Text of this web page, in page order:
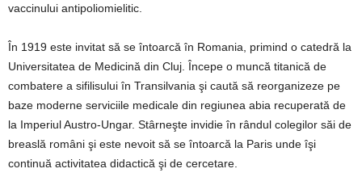
vaccinului antipoliomielitic.
În 1919 este invitat să se întoarcă în Romania, primind o catedră la
Universitatea de Medicină din Cluj. Începe o muncă titanică de
combatere a sifilisului în Transilvania şi caută să reorganizeze pe
baze moderne serviciile medicale din regiunea abia recuperată de
la Imperiul Austro-Ungar. Stârneşte invidie în rândul colegilor săi de
breaslă români şi este nevoit să se întoarcă la Paris unde îşi
continuă activitatea didactică şi de cercetare.